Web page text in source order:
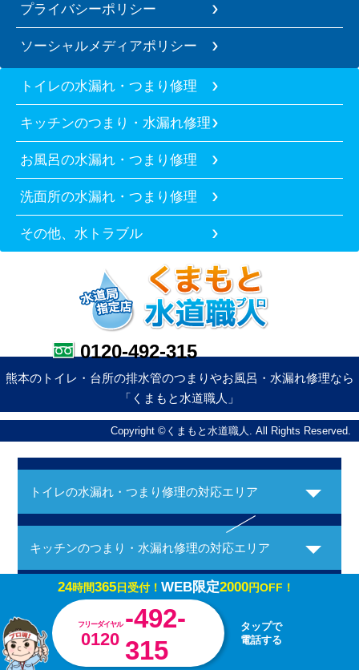
プライバシーポリシー
ソーシャルメディアポリシー
トイレの水漏れ・つまり修理
キッチンのつまり・水漏れ修理
お風呂の水漏れ・つまり修理
洗面所の水漏れ・つまり修理
その他、水トラブル
0120-492-315
熊本のトイレ・台所の排水管のつまりやお風呂・水漏れ修理なら
「くまもと水道職人」
Copyright ©くまもと水道職人. All Rights Reserved.
トイレの水漏れ・つまり修理の対応エリア
キッチンのつまり・水漏れ修理の対応エリア
お風呂の水漏れ・つまり修理の対応エリア
24時間365日受付！ WEB限定2000円OFF！
フリーダイヤル
0120
-492-
315
タップで
電話する